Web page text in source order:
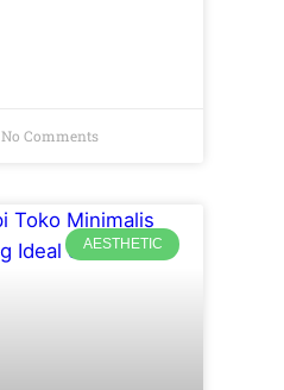
No Comments
AESTHETIC